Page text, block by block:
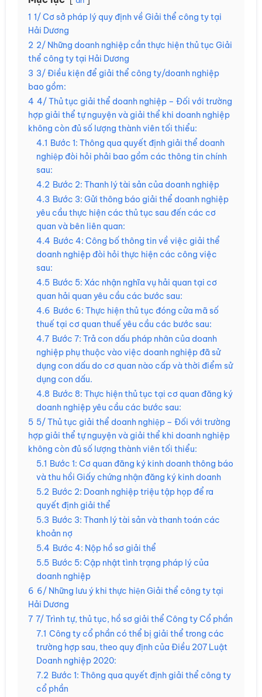
1 1/ Cơ sở pháp lý quy định về Giải thể công ty tại
Hải Dương
2 2/ Những doanh nghiệp cần thực hiện thủ tục Giải
thể công ty tại Hải Dương
3 3/ Điều kiện để giải thể công ty/doanh nghiệp
bao gồm:
4 4/ Thủ tục giải thể doanh nghiệp – Đối với trường
hợp giải thể tự nguyện và giải thể khi doanh nghiệp
không còn đủ số lượng thành viên tối thiểu:
4.1 Bước 1: Thông qua quyết định giải thể doanh
nghiệp đòi hỏi phải bao gồm các thông tin chính
sau:
4.2 Bước 2: Thanh lý tài sản của doanh nghiệp
4.3 Bước 3: Gửi thông báo giải thể doanh nghiệp
yêu cầu thực hiện các thủ tục sau đến các cơ
quan và bên liên quan:
4.4 Bước 4: Công bố thông tin về việc giải thể
doanh nghiệp đòi hỏi thực hiện các công việc
sau:
4.5 Bước 5: Xác nhận nghĩa vụ hải quan tại cơ
quan hải quan yêu cầu các bước sau:
4.6 Bước 6: Thực hiện thủ tục đóng cửa mã số
thuế tại cơ quan thuế yêu cầu các bước sau:
4.7 Bước 7: Trả con dấu pháp nhân của doanh
nghiệp phụ thuộc vào việc doanh nghiệp đã sử
dụng con dấu do cơ quan nào cấp và thời điểm sử
dụng con dấu.
4.8 Bước 8: Thực hiện thủ tục tại cơ quan đăng ký
doanh nghiệp yêu cầu các bước sau:
5 5/ Thủ tục giải thể doanh nghiệp – Đối với trường
hợp giải thể tự nguyện và giải thể khi doanh nghiệp
không còn đủ số lượng thành viên tối thiểu:
5.1 Bước 1: Cơ quan đăng ký kinh doanh thông báo
và thu hồi Giấy chứng nhận đăng ký kinh doanh
5.2 Bước 2: Doanh nghiệp triệu tập họp để ra
quyết định giải thể
5.3 Bước 3: Thanh lý tài sản và thanh toán các
khoản nợ
5.4 Bước 4: Nộp hồ sơ giải thể
5.5 Bước 5: Cập nhật tình trạng pháp lý của
doanh nghiệp
6 6/ Những lưu ý khi thực hiện Giải thể công ty tại
Hải Dương
7 7/ Trình tự, thủ tục, hồ sơ giải thể Công ty Cổ phần
7.1 Công ty cổ phần có thể bị giải thể trong các
trường hợp sau, theo quy định của Điều 207 Luật
Doanh nghiệp 2020:
7.2 Bước 1: Thông qua quyết định giải thể công ty
cổ phần